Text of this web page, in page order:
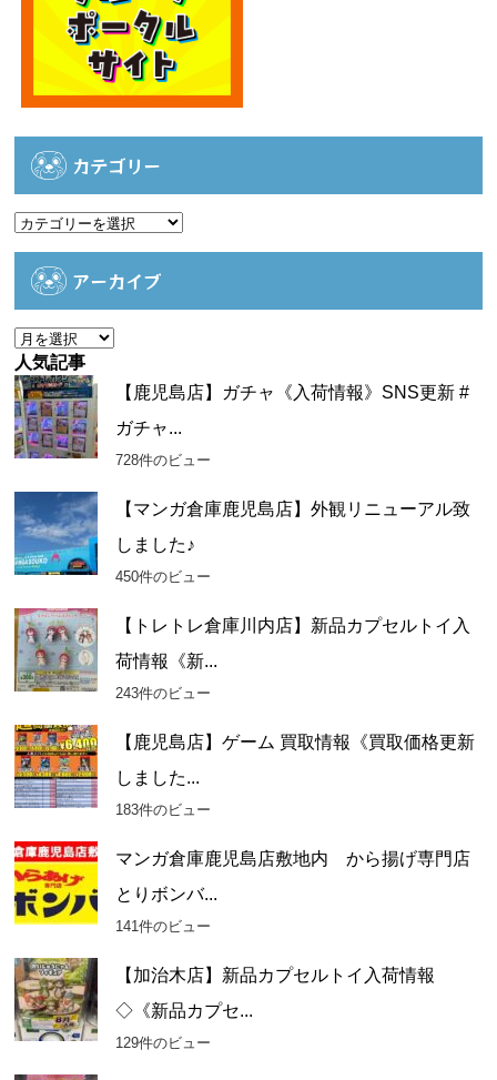
カテゴリー
カ
アーカイブ
ア
ー
カ
イ
ブ
人気記事
【鹿児島店】ガチャ《入荷情報》SNS更新 #
ガチャ...
728件のビュー
【マンガ倉庫鹿児島店】外観リニューアル致
しました♪
450件のビュー
【トレトレ倉庫川内店】新品カプセルトイ入
荷情報《新...
243件のビュー
【鹿児島店】ゲーム 買取情報《買取価格更新
しました...
183件のビュー
マンガ倉庫鹿児島店敷地内 から揚げ専門店
とりボンバ...
141件のビュー
【加治木店】新品カプセルトイ入荷情報
◇《新品カプセ...
129件のビュー